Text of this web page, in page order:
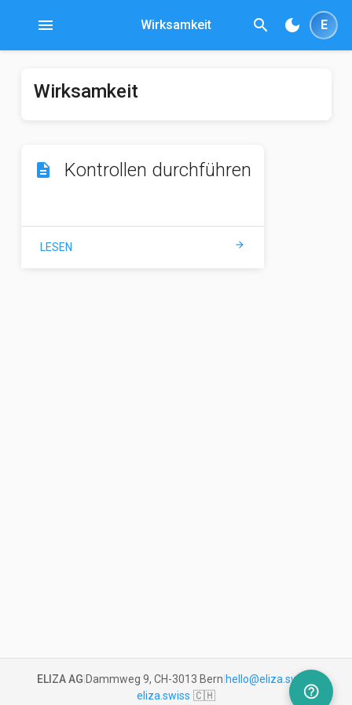
menu Wirksamkeit search dark_mode E
Wirksamkeit
description Kontrollen durchführen
LESEN arrow_forward
ELIZA AG Dammweg 9, CH-3013 Bern hello@eliza.swiss
eliza.swiss 🇨🇭 help_outline